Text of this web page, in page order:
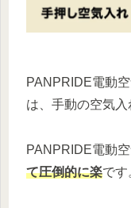
PANPRIDE電動
は、手動の空気入
PANPRIDE電動空
て圧倒的に楽です